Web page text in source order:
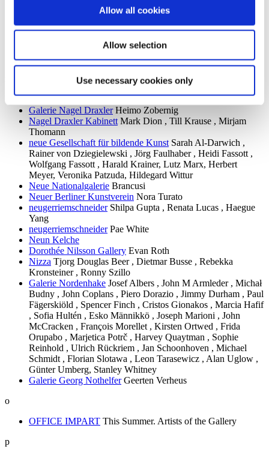
Allow all cookies
Allow selection
Use necessary cookies only
Miettinen CollectionLee Ufan , Leena Luostarinen , Leiko
Ikemura , Lee Bae , a.o.
Galerie MolitorNiloufar Emamifar, Lisa Jo, Laura Langer,
Martina Kügler , Monika Maurer-
Morgenstern , Dorothy Iannone , Renate Bertlmann
NADAN
Galerie Nagel Draxler Heimo Zobernig
Nagel Draxler Kabinett Mark Dion , Till Krause , Mirjam
Thomann
neue Gesellschaft für bildende Kunst Sarah Al-Darwich ,
Rainer von Dziegielewski , Jörg Faulhaber , Heidi Fassott ,
Wolfgang Fassott , Harald Krainer, Lutz Marx, Herbert
Meyer, Veronika Patzuda, Hildegard Wittur
Neue Nationalgalerie Brancusi
Neuer Berliner Kunstverein Nora Turato
neugerriemschneider Shilpa Gupta , Renata Lucas , Haegue
Yang
neugerriemschneider Pae White
Neun Kelche
Dorothée Nilsson Gallery Evan Roth
Nizza Tjorg Douglas Beer , Dietmar Busse , Rebekka
Kronsteiner , Ronny Szillo
Galerie Nordenhake Josef Albers , John M Armleder , Michał
Budny , John Coplans , Piero Dorazio , Jimmy Durham , Paul
Fägerskiöld , Spencer Finch , Cristos Gionakos , Marcia Hafif
, Sofia Hultén , Esko Männikkö , Joseph Marioni , John
McCracken , François Morellet , Kirsten Ortwed , Frida
Orupabo , Marjetica Potrč , Harvey Quaytman , Sophie
Reinhold , Ulrich Rückriem , Jan Schoonhoven , Michael
Schmidt , Florian Slotawa , Leon Tarasewicz , Alan Uglow ,
Günter Umberg, Stanley Whitney
Galerie Georg Nothelfer Geerten Verheus
o
OFFICE IMPART This Summer. Artists of the Gallery
p